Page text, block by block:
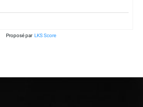
Proposé par LKS Score